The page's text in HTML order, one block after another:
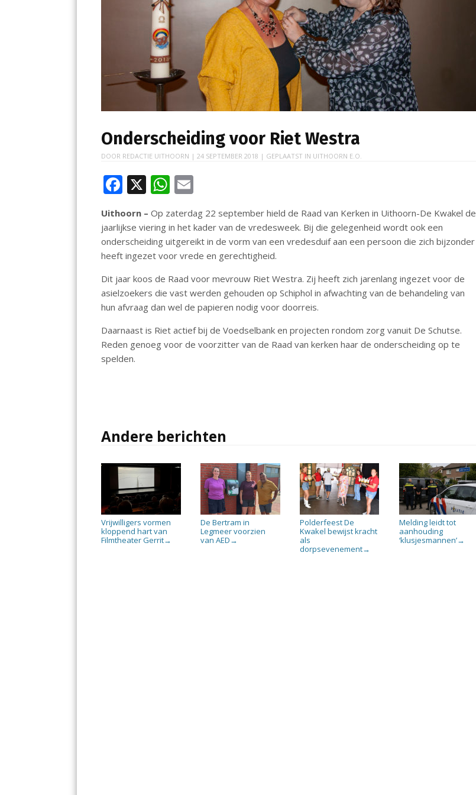
Onderscheiding voor Riet Westra
DOOR REDACTIE UITHOORN |24 SEPTEMBER 2018 | GEPLAATST IN UITHOORN E.O.
F
ac
e
b
o
o
k
X W
h
at
s
A
p
p
ai
l
Uithoorn – Op zaterdag 22 september hield de Raad van Kerken in Uithoorn-De Kwakel de
jaarlijkse viering in het kader van de vredesweek. Bij die gelegenheid wordt ook een
onderscheiding uitgereikt in de vorm van een vredesduif aan een persoon die zich bijzonder
heeft ingezet voor vrede en gerechtigheid.
Dit jaar koos de Raad voor mevrouw Riet Westra. Zij heeft zich jarenlang ingezet voor de
asielzoekers die vast werden gehouden op Schiphol in afwachting van de behandeling van
hun afvraag dan wel de papieren nodig voor doorreis.
Daarnaast is Riet actief bij de Voedselbank en projecten rondom zorg vanuit De Schutse.
Reden genoeg voor de voorzitter van de Raad van kerken haar de onderscheiding op te
spelden.
Andere berichten
Vrijwilligers vormen
kloppend hart van
Filmtheater Gerrit→
De Bertram in
Legmeer voorzien
van AED →
Polderfeest De
Kwakel bewijst kracht
als
dorpsevenement→
Melding leidt tot
aanhouding
‘klusjesmannen’→